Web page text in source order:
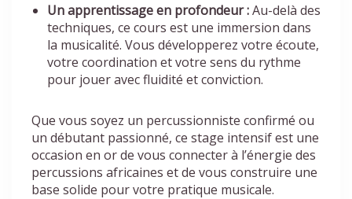
Un apprentissage en profondeur :Au-delà des
techniques, ce cours est une immersion dans
la musicalité. Vous développerez votre écoute,
votre coordination et votre sens du rythme
pour jouer avec fluidité et conviction.
Que vous soyez un percussionniste confirmé ou
un débutant passionné, ce stage intensif est une
occasion en or de vous connecter à l’énergie des
percussions africaines et de vous construire une
base solide pour votre pratique musicale.